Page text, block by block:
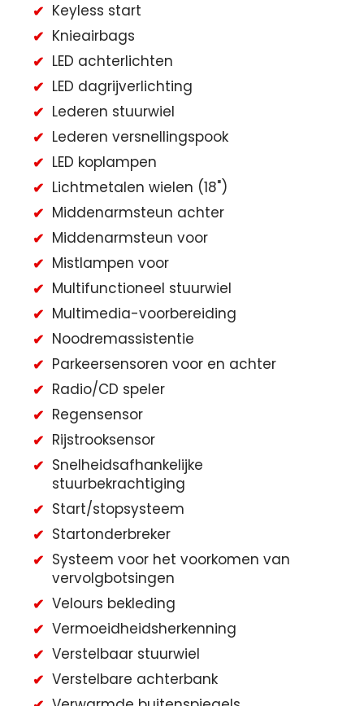
Keyless start
Knieairbags
LED achterlichten
LED dagrijverlichting
Lederen stuurwiel
Lederen versnellingspook
LED koplampen
Lichtmetalen wielen (18")
Middenarmsteun achter
Middenarmsteun voor
Mistlampen voor
Multifunctioneel stuurwiel
Multimedia-voorbereiding
Noodremassistentie
Parkeersensoren voor en achter
Radio/CD speler
Regensensor
Rijstrooksensor
Snelheidsafhankelijke
stuurbekrachtiging
Start/stopsysteem
Startonderbreker
Systeem voor het voorkomen van
vervolgbotsingen
Velours bekleding
Vermoeidheidsherkenning
Verstelbaar stuurwiel
Verstelbare achterbank